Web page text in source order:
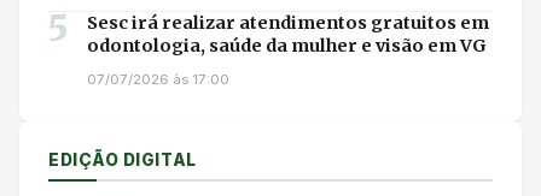
5
Sesc irá realizar atendimentos gratuitos em
odontologia, saúde da mulher e visão em VG
07/07/2026 às 17:00
EDIÇÃO DIGITAL